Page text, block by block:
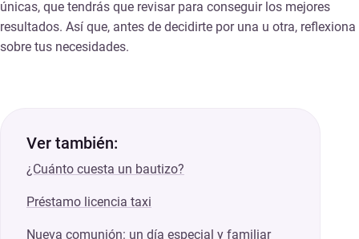
únicas, que tendrás que revisar para conseguir los mejores
resultados. Así que, antes de decidirte por una u otra, reflexiona
sobre tus necesidades.
Ver también:
¿Cuánto cuesta un bautizo?
Préstamo licencia taxi
Nueva comunión: un día especial y familiar